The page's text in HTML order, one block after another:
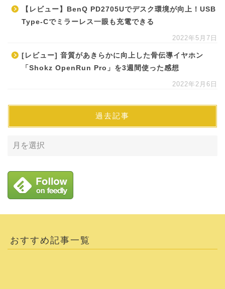
【レビュー】BenQ PD2705Uでデスク環境が向上！USB
Type-Cでミラーレス一眼も充電できる
2022年5月7日
[レビュー] 音質があきらかに向上した骨伝導イヤホン
「Shokz OpenRun Pro」を3週間使った感想
2022年2月6日
過去記事
おすすめ記事一覧